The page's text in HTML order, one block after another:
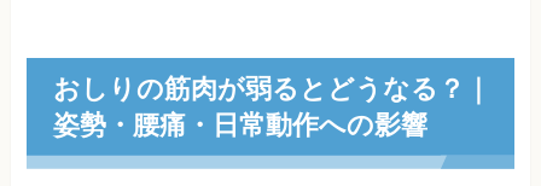
おしりの筋肉が弱るとどうなる？｜
姿勢・腰痛・日常動作への影響